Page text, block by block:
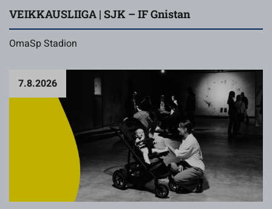
VEIKKAUSLIIGA | SJK – IF Gnistan
OmaSp Stadion
7.8.2026